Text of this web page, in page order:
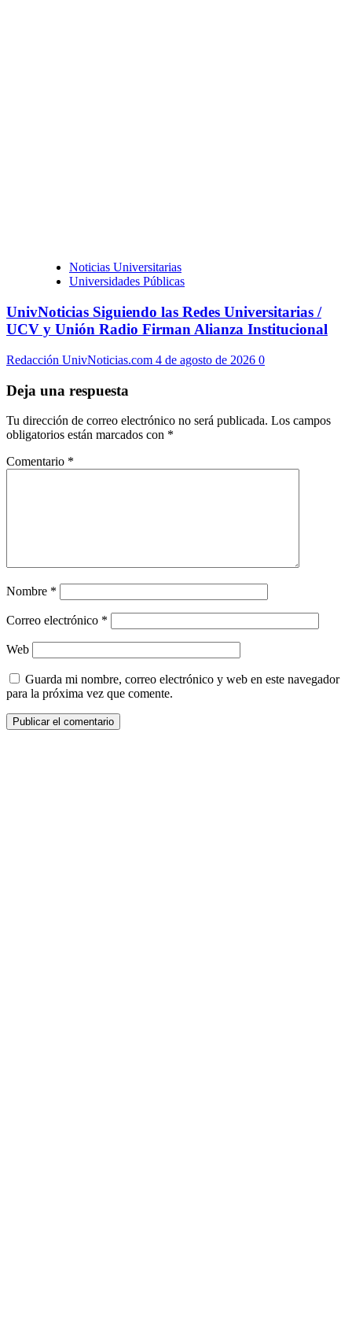
Noticias Universitarias
Universidades Públicas
UnivNoticias Siguiendo las Redes Universitarias /
UCV y Unión Radio Firman Alianza Institucional
Redacción UnivNoticias.com 4 de agosto de 2026 0
Deja una respuesta
Tu dirección de correo electrónico no será publicada. Los campos
obligatorios están marcados con *
Comentario *
Nombre *
Correo electrónico *
Web
Guarda mi nombre, correo electrónico y web en este navegador
para la próxima vez que comente.